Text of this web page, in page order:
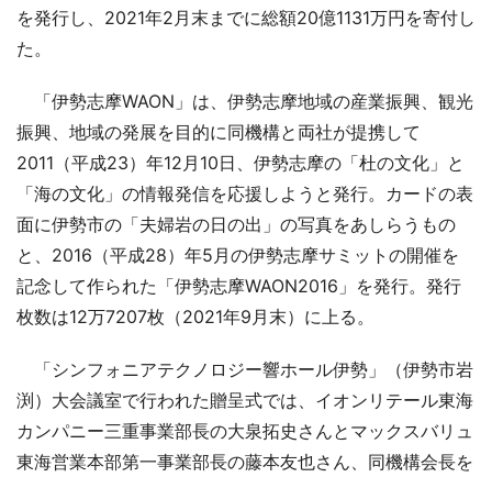
を発行し、2021年2月末までに総額20億1131万円を寄付し
た。
「伊勢志摩WAON」は、伊勢志摩地域の産業振興、観光
振興、地域の発展を目的に同機構と両社が提携して
2011（平成23）年12月10日、伊勢志摩の「杜の文化」と
「海の文化」の情報発信を応援しようと発行。カードの表
面に伊勢市の「夫婦岩の日の出」の写真をあしらうもの
と、2016（平成28）年5月の伊勢志摩サミットの開催を
記念して作られた「伊勢志摩WAON2016」を発行。発行
枚数は12万7207枚（2021年9月末）に上る。
「シンフォニアテクノロジー響ホール伊勢」（伊勢市岩
渕）大会議室で行われた贈呈式では、イオンリテール東海
カンパニー三重事業部長の大泉拓史さんとマックスバリュ
東海営業本部第一事業部長の藤本友也さん、同機構会長を